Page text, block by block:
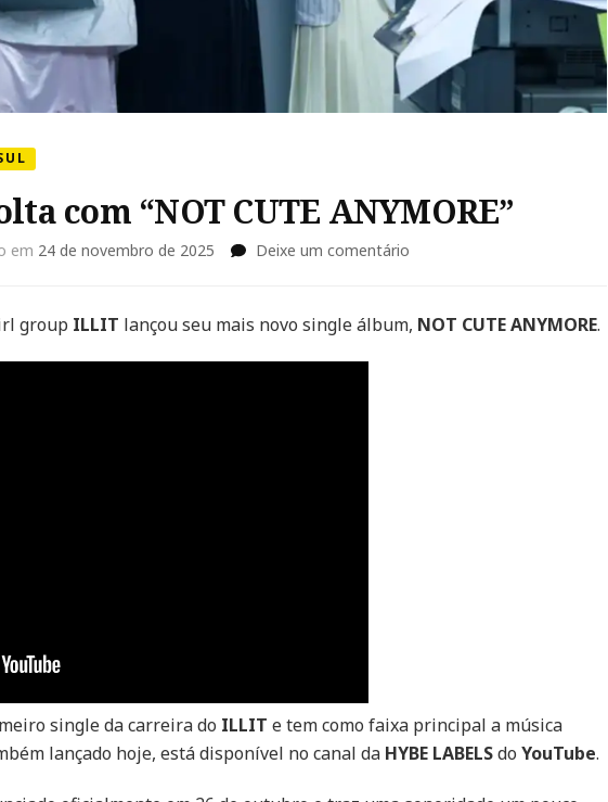
com “NOT CUTE ANYMORE”
em 24 de novembro de 2025 Deixe um comentário
de
volta
group ILLIT lançou seu mais novo single álbum, NOT CUTE ANYMORE.
single da carreira do ILLIT e tem como faixa principal a música
lançado hoje, está disponível no canal da HYBE LABELSdo YouTube.